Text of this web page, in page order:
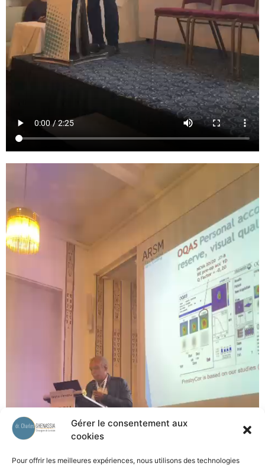
Gérer le consentement aux
cookies
Pour offrir les meilleures expériences, nous utilisons des technologies